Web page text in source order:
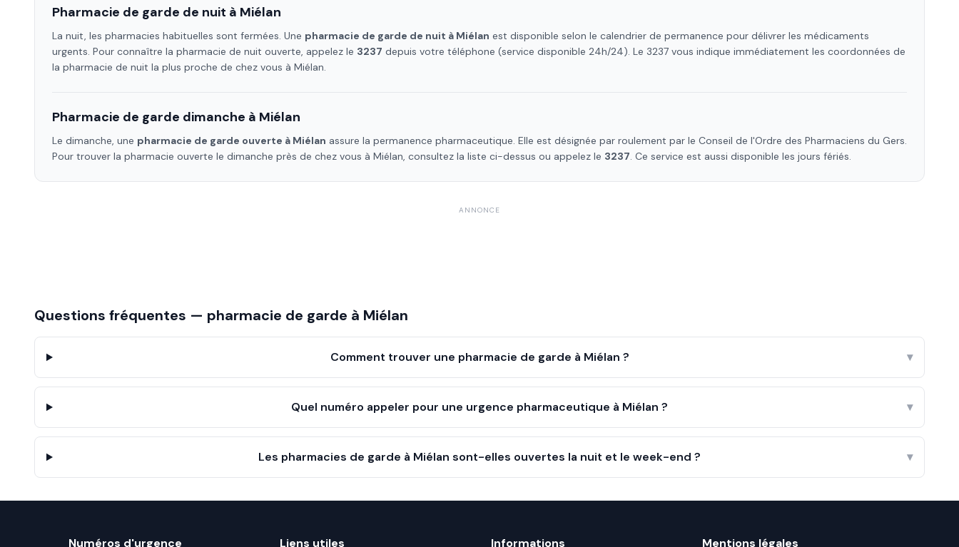
Pharmacie de garde de nuit à Miélan
La nuit, les pharmacies habituelles sont fermées. Une pharmacie de garde de nuit à Miélan est disponible selon le calendrier de permanence pour délivrer les médicaments
urgents. Pour connaître la pharmacie de nuit ouverte, appelez le 3237 depuis votre téléphone (service disponible 24h/24). Le 3237 vous indique immédiatement les coordonnées de
la pharmacie de nuit la plus proche de chez vous à Miélan.
Pharmacie de garde dimanche à Miélan
Le dimanche, une pharmacie de garde ouverte à Miélan assure la permanence pharmaceutique. Elle est désignée par roulement par le Conseil de l'Ordre des Pharmaciens du Gers.
Pour trouver la pharmacie ouverte le dimanche près de chez vous à Miélan, consultez la liste ci-dessus ou appelez le 3237. Ce service est aussi disponible les jours fériés.
ANNONCE
Questions fréquentes — pharmacie de garde à Miélan
Comment trouver une pharmacie de garde à Miélan ? ▾
Quel numéro appeler pour une urgence pharmaceutique à Miélan ? ▾
Les pharmacies de garde à Miélan sont-elles ouvertes la nuit et le week-end ? ▾
Numéros d'urgence Liens utiles Informations Mentions légales